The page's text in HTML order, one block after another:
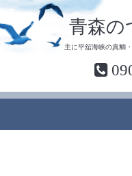
青森
主に平舘海峡の真鯛